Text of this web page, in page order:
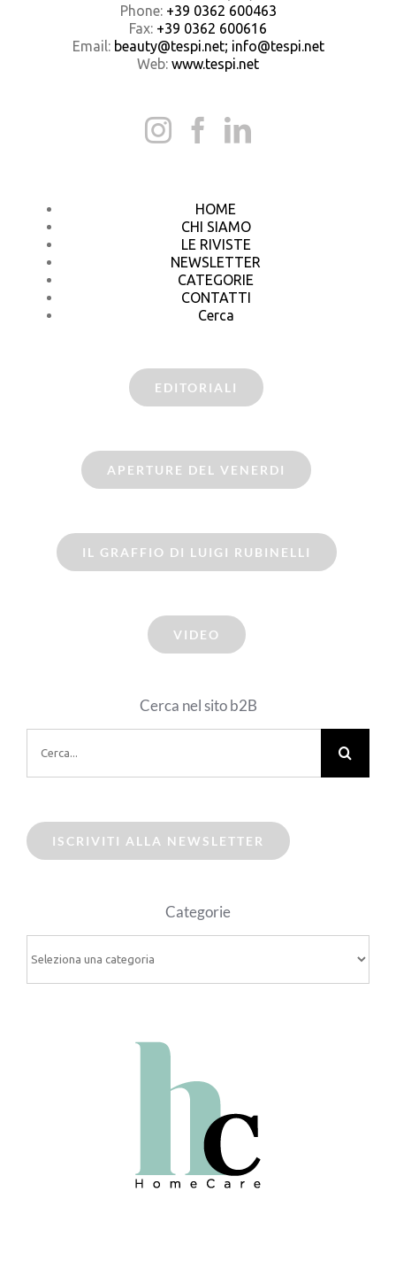
Phone: +39 0362 600463
Fax: +39 0362 600616
Email: beauty@tespi.net; info@tespi.net
Web: www.tespi.net
HOME
CHI SIAMO
LE RIVISTE
NEWSLETTER
CATEGORIE
CONTATTI
Cerca
EDITORIALI
APERTURE DEL VENERDI
IL GRAFFIO DI LUIGI RUBINELLI
VIDEO
Cerca nel sito b2B
per:
ISCRIVITI ALLA NEWSLETTER
Categorie